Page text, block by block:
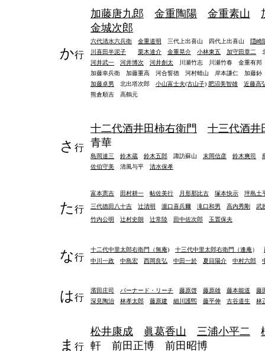
か行
加藤唐九郎 金重陶陽 金重素山
金城次郎
六代清水六兵衛 金重道明 三代上出喜山 四代上出喜山 隠崎
川喜田半泥子
栗木達介 金重晃介 小林東五 加守田章二
河井武一
河井博次 河井創太 川瀬竹志 川瀬竹春 金重有
加藤幸兵衛 加藤重高 河合誓徳 河村蜻山 岸本謙仁 加藤
加藤卓男
北出塔次郎 小山富士夫(古山子) 肥沼美智雄
近藤高
熊倉順吉 高鶴元
さ 行
十二代酒井田柿右衛門
十三代酒井
青華
島岡達三 鈴木蔵 鈴木五郎 諏訪蘇山 末岡信彦 鈴木爽司
佐伯守美 清風与平 清水保孝
た 行
富本憲吉 田村耕一 帖佐美行 月形那比古 塚本快示
坪島土
三代徳田八十吉
辻清明 瀧口喜兵爾 滝口和男 高内秀剛
武
竹内公明
辻村史朗 辻常陸 田中佐次郎 玉置保夫
な行
十二代中里太郎右衛門（無庵) 十三代中里太郎右衛門（逢庵）
中川一政
中島宏 西岡良弘 中田一於 夏目陽介 中村六郎
は行
濱田庄司 バーナード・リーチ 藤原啓 藤原雄 藤本能道
藤
深見陶治
林孝太郎 藤原建 細川護煕 藤平伸 古谷道生 林
ま 行
松井康成 眞葛香山 三浦小平二
軒
前田正博 前田昭博